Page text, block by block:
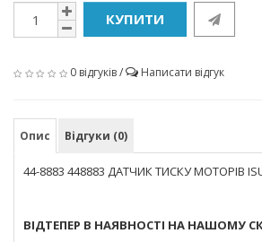
КУПИТИ
0 відгуків/ Написати відгук
Опис Відгуки (0)
44-8883 448883 ДАТЧИК ТИСКУ МОТОРІВ
ВІДТЕПЕР В НАЯВНОСТІ НА НАШОМУ